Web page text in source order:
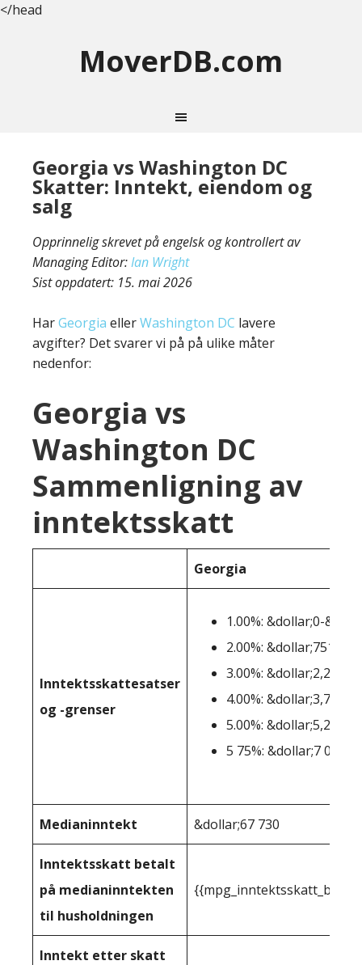
</head
MoverDB.com
Georgia vs Washington DC
Skatter: Inntekt, eiendom og
salg
Opprinnelig skrevet på engelsk og kontrollert av
Managing Editor:Ian Wright
Sist oppdatert: 15. mai 2026
HarGeorgia ellerWashington DC lavere
avgifter? Det svarer vi på på ulike måter
nedenfor:
Georgia vs
Washington DC
Sammenligning av
inntektsskatt
Georgia
Inntektsskattesatser
og -grenser
1.00%: &dollar;0-
2.00%: &dollar;751-
3.00%: &dollar;2,251-
4.00%: &dollar;3,751-
5.00%: &dollar;5,251-
5 75%: &dollar;7 000+
Medianinntekt &dollar;67 730
Inntektsskatt betalt
på medianinntekten
til husholdningen
Inntekt etter skatt